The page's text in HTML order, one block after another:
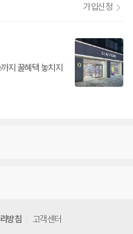
가입신청
지 꿀혜택 놓치지
방침 고객센터